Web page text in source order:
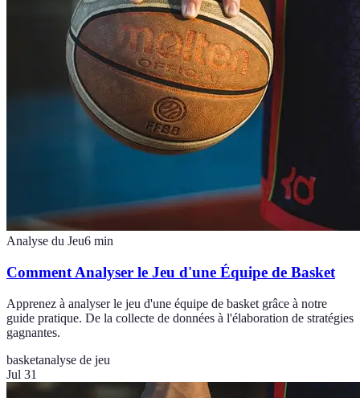
Analyse du Jeu6 min
Comment Analyser le Jeu d'une Équipe de Basket
Apprenez à analyser le jeu d'une équipe de basket grâce à notre
guide pratique. De la collecte de données à l'élaboration de stratégies
gagnantes.
basketanalyse de jeu
Jul 31